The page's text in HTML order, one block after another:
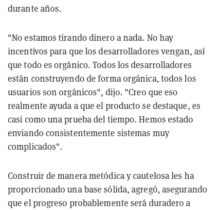
durante años.
"No estamos tirando dinero a nada. No hay
incentivos para que los desarrolladores vengan, así
que todo es orgánico. Todos los desarrolladores
están construyendo de forma orgánica, todos los
usuarios son orgánicos", dijo. "Creo que eso
realmente ayuda a que el producto se destaque, es
casi como una prueba del tiempo. Hemos estado
enviando consistentemente sistemas muy
complicados".
Construir de manera metódica y cautelosa les ha
proporcionado una base sólida, agregó, asegurando
que el progreso probablemente será duradero a